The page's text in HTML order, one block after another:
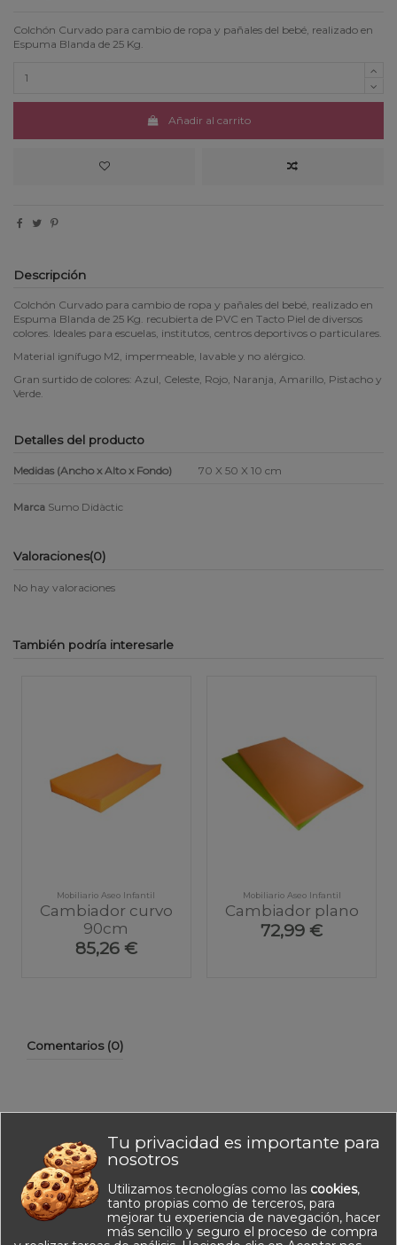
Colchón Curvado para cambio de ropa y pañales del bebé, realizado en
Espuma Blanda de 25 Kg.
Añadir al carrito
Descripción
Colchón Curvado para cambio de ropa y pañales del bebé, realizado en
Espuma Blanda de 25 Kg. recubierta de PVC en Tacto Piel de diversos
colores. Ideales para escuelas, institutos, centros deportivos o particulares.
Material ignífugo M2, impermeable, lavable y no alérgico.
Gran surtido de colores: Azul, Celeste, Rojo, Naranja, Amarillo, Pistacho y
Verde.
Detalles del producto
Medidas (Ancho x Alto x Fondo) 70 X 50 X 10 cm
Marca Sumo Didàctic
Valoraciones(0)
No hay valoraciones
También podría interesarle
Mobiliario Aseo Infantil
Cambiador curvo
90cm
85,26 €
Mobiliario Aseo Infantil
Cambiador plano
72,99 €
Comentarios (0)
No hay reseñas de clientes en este momento.
Tu privacidad es importante para
nosotros
Utilizamos tecnologías como las cookies,
tanto propias como de terceros, para
mejorar tu experiencia de navegación, hacer
más sencillo y seguro el proceso de compra